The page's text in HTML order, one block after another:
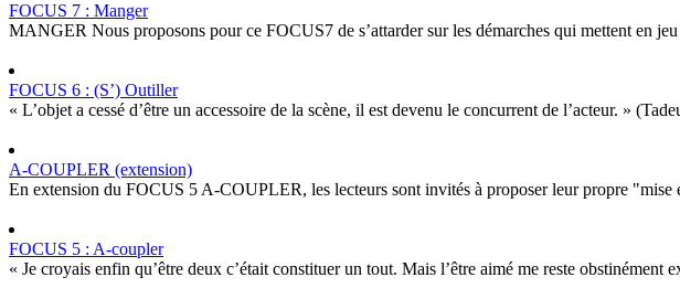
FOCUS 7 : Manger
MANGER Nous proposons pour ce FOCUS7 de s’attarder sur les démarches qui mettent en
FOCUS 6 : (S’) Outiller
« L’objet a cessé d’être un accessoire de la scène, il est devenu le concurrent de l’acteur. »
A-COUPLER (extension)
En extension du FOCUS 5 A-COUPLER, les lecteurs sont invités à proposer leur propre
FOCUS 5 : A-coupler
« Je croyais enfin qu’être deux c’était constituer un tout. Mais l’être aimé me reste obstinément